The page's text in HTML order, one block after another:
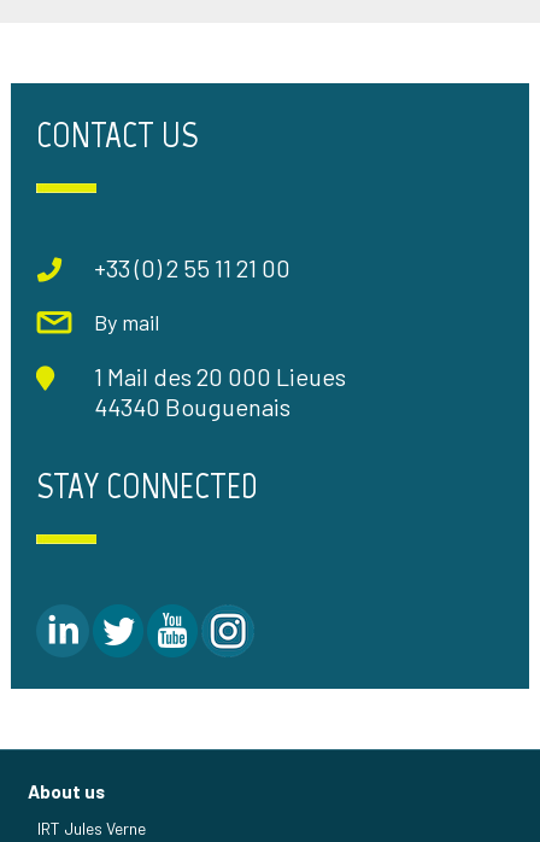
CONTACT US
+33 (0) 2 55 11 21 00
By mail
1 Mail des 20 000 Lieues
44340 Bouguenais
STAY CONNECTED
About us
IRT Jules Verne